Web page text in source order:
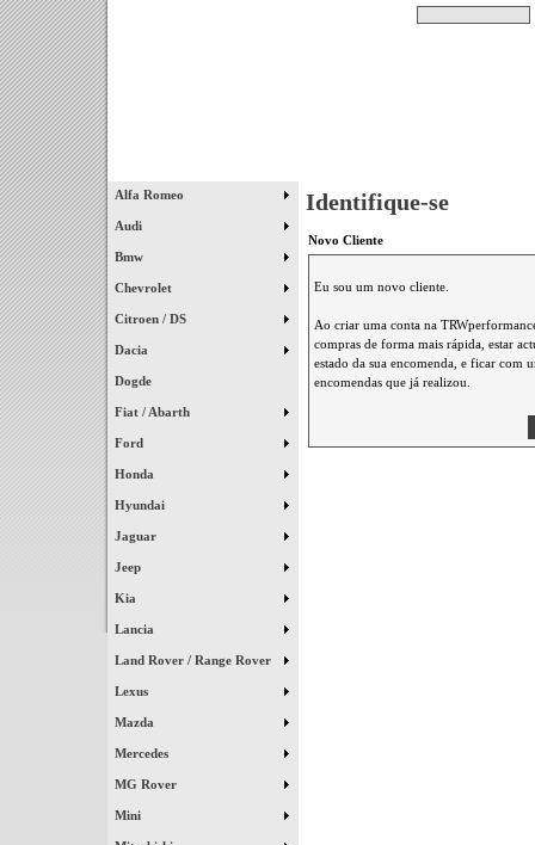
Alfa Romeo
Audi
Bmw
Chevrolet
Citroen / DS
Dacia
Dogde
Fiat / Abarth
Ford
Honda
Hyundai
Jaguar
Jeep
Kia
Lancia
Land Rover / Range Rover
Lexus
Mazda
Mercedes
MG Rover
Mini
Identifique-se
Novo Cliente
Eu sou um novo cliente.
Ao criar uma conta na
compras de forma mais rápida, estar
estado da sua encomenda, e ficar com
encomendas que já realizou.